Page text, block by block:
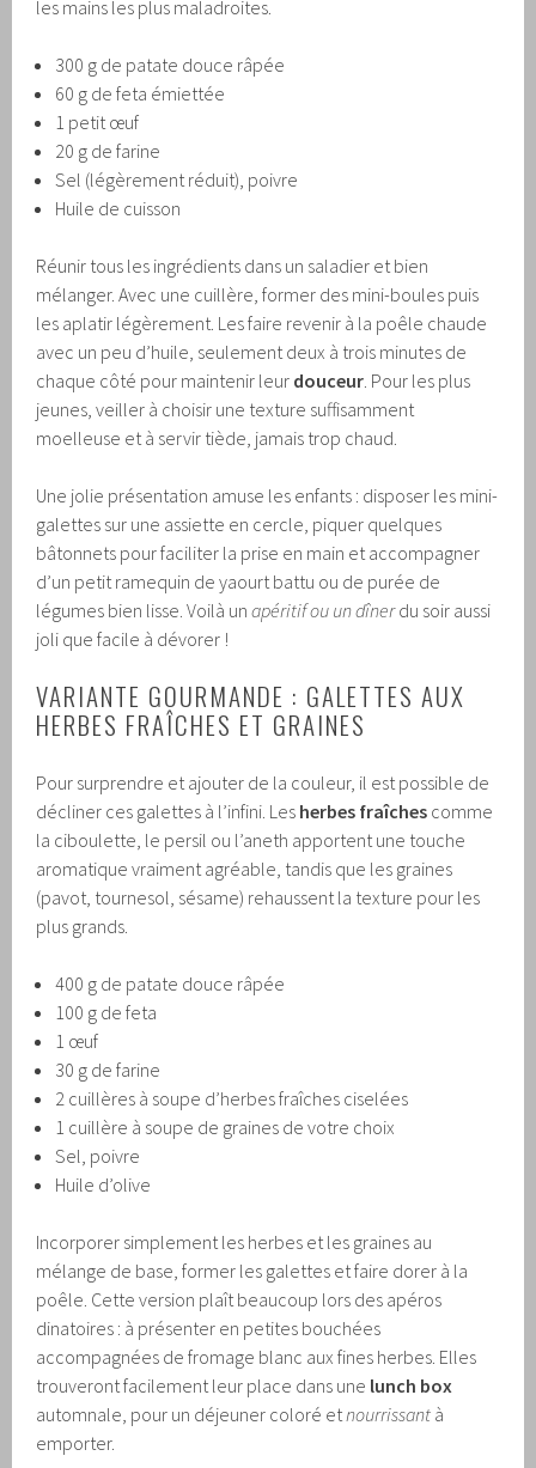
les mains les plus maladroites.
300 g de patate douce râpée
60 g de feta émiettée
1 petit œuf
20 g de farine
Sel (légèrement réduit), poivre
Huile de cuisson
Réunir tous les ingrédients dans un saladier et bien
mélanger. Avec une cuillère, former des mini-boules puis
les aplatir légèrement. Les faire revenir à la poêle chaude
avec un peu d’huile, seulement deux à trois minutes de
chaque côté pour maintenir leur douceur. Pour les plus
jeunes, veiller à choisir une texture suffisamment
moelleuse et à servir tiède, jamais trop chaud.
Une jolie présentation amuse les enfants : disposer les mini-
galettes sur une assiette en cercle, piquer quelques
bâtonnets pour faciliter la prise en main et accompagner
d’un petit ramequin de yaourt battu ou de purée de
légumes bien lisse. Voilà unapéritif ou un dînerdu soir aussi
joli que facile à dévorer !
VARIANTE GOURMANDE : GALETTES AUX
HERBES FRAÎCHES ET GRAINES
Pour surprendre et ajouter de la couleur, il est possible de
décliner ces galettes à l’infini. Les herbes fraîches comme
la ciboulette, le persil ou l’aneth apportent une touche
aromatique vraiment agréable, tandis que les graines
(pavot, tournesol, sésame) rehaussent la texture pour les
plus grands.
400 g de patate douce râpée
100 g de feta
1 œuf
30 g de farine
2 cuillères à soupe d’herbes fraîches ciselées
1 cuillère à soupe de graines de votre choix
Sel, poivre
Huile d’olive
Incorporer simplement les herbes et les graines au
mélange de base, former les galettes et faire dorer à la
poêle. Cette version plaît beaucoup lors des apéros
dinatoires : à présenter en petites bouchées
accompagnées de fromage blanc aux fines herbes. Elles
trouveront facilement leur place dans une lunch box
automnale, pour un déjeuner coloré etnourrissant à
emporter.